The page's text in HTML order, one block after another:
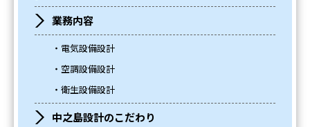
業務内容
電気設備設計
空調設備設計
衛生設備設計
中之島設計のこだわり